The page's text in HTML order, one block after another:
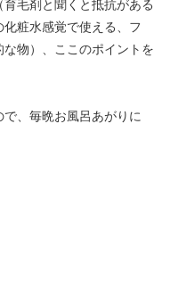
毛剤と聞くと抵抗がある
粧水感覚で使える、フ
物）、ここのポイントを
、毎晩お風呂あがりに